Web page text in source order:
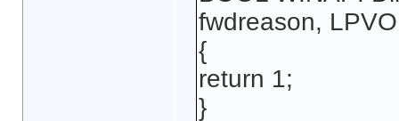
fwdreason,
{
return 1;
}